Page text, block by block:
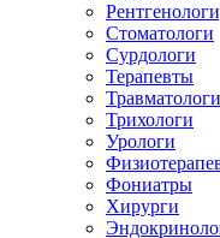
Стоматологи
Сурдологи
Терапевты
Трихологи
Урологи
Фониатры
Хирурги